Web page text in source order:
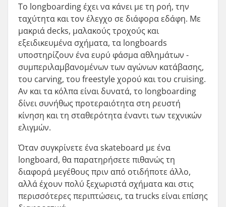
Το longboarding έχει να κάνει με τη ροή, την
ταχύτητα και τον έλεγχο σε διάφορα εδάφη. Με
μακριά decks, μαλακούς τροχούς και
εξειδικευμένα σχήματα, τα longboards
υποστηρίζουν ένα ευρύ φάσμα αθλημάτων -
συμπεριλαμβανομένων των αγώνων κατάβασης,
του carving, του freestyle χορού και του cruising.
Αν και τα κόλπα είναι δυνατά, το longboarding
δίνει συνήθως προτεραιότητα στη ρευστή
κίνηση και τη σταθερότητα έναντι των τεχνικών
ελιγμών.
Όταν συγκρίνετε ένα skateboard με ένα
longboard, θα παρατηρήσετε πιθανώς τη
διαφορά μεγέθους πριν από οτιδήποτε άλλο,
αλλά έχουν πολύ ξεχωριστά σχήματα και στις
περισσότερες περιπτώσεις, τα trucks είναι επίσης